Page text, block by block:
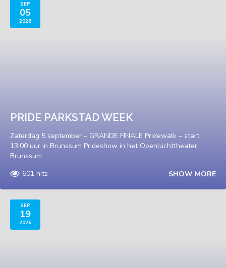
SEP
05
2026
PRIDE PARKSTAD WEEK
Zaterdag 5 september – GRANDE FINALE Pridewalk – start
13:00 uur in Brunssum Prideshow in het Openluchttheater
Brunssum
601 hits
SHOW MORE
SEP
19
2026